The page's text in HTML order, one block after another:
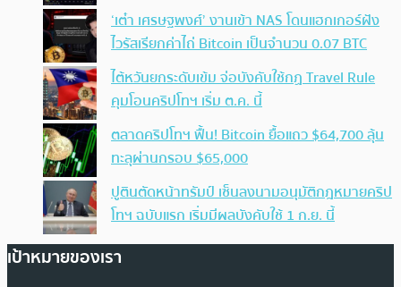
‘เต๋า เศรษฐพงศ์’ งานเข้า NAS โดนแฮกเกอร์ฝัง
ไวรัสเรียกค่าไถ่ Bitcoin เป็นจำนวน 0.07 BTC
ไต้หวันยกระดับเข้ม จ่อบังคับใช้กฏ Travel Rule
คุมโอนคริปโทฯ เริ่ม ต.ค. นี้
ตลาดคริปโทฯ ฟื้น! Bitcoin ยื้อแถว $64,700 ลุ้น
ทะลุผ่านกรอบ $65,000
ปูตินตัดหน้าทรัมป์ เซ็นลงนามอนุมัติกฎหมายคริป
โทฯ ฉบับแรก เริ่มมีผลบังคับใช้ 1 ก.ย. นี้
เป้าหมายของเรา